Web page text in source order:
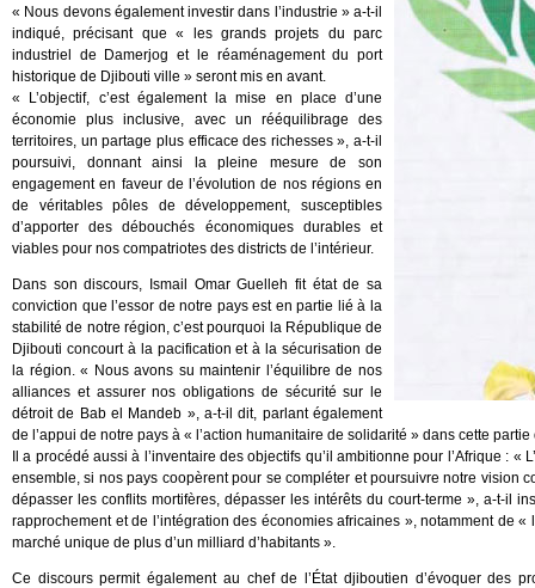
« Nous devons également investir dans l’industrie » a-t-il
indiqué, précisant que « les grands projets du parc
industriel de Damerjog et le réaménagement du port
historique de Djibouti ville » seront mis en avant.
« L’objectif, c’est également la mise en place d’une
économie plus inclusive, avec un rééquilibrage des
territoires, un partage plus efficace des richesses », a-t-il
poursuivi, donnant ainsi la pleine mesure de son
engagement en faveur de l’évolution de nos régions en
de véritables pôles de développement, susceptibles
d’apporter des débouchés économiques durables et
viables pour nos compatriotes des districts de l’intérieur.
Dans son discours, Ismail Omar Guelleh fit état de sa
conviction que l’essor de notre pays est en partie lié à la
stabilité de notre région, c’est pourquoi la République de
Djibouti concourt à la pacification et à la sécurisation de
la région. « Nous avons su maintenir l’équilibre de nos
alliances et assurer nos obligations de sécurité sur le
détroit de Bab el Mandeb », a-t-il dit, parlant également
de l’appui de notre pays à « l’action humanitaire de solidarité » dans cette partie
Il a procédé aussi à l’inventaire des objectifs qu’il ambitionne pour l’Afrique :
ensemble, si nos pays coopèrent pour se compléter et poursuivre notre vision
dépasser les conflits mortifères, dépasser les intérêts du court-terme », a-t-il
rapprochement et de l’intégration des économies africaines », notamment de
marché unique de plus d’un milliard d’habitants ».
Ce discours permit également au chef de l’État djiboutien d’évoquer des